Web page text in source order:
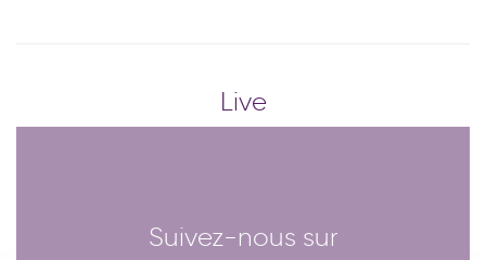
Live
Suivez-nous sur